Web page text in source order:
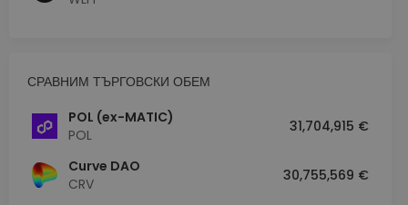
СРАВНИМ ТЪРГОВСКИ ОБЕМ
POL (ex-MATIC)
POL
31,704,915 €
Curve DAO
CRV
30,755,569 €